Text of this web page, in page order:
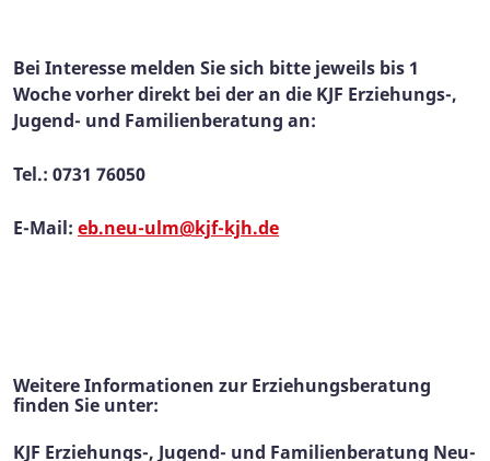
Interesse melden Sie sich bitte jeweils bis 1
Woche vorher direkt bei der an die KJF Erziehungs-,
Jugend- und Familienberatung an:
Tel.: 0731 76050
E-Mail: eb.neu-ulm@kjf-kjh.de
Weitere Informationen zur Erziehungsberatung
finden Sie unter:
KJF Erziehungs-, Jugend- und Familienberatung Neu-